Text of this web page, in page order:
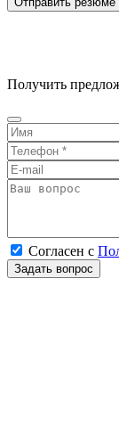
Получить
Согласен с